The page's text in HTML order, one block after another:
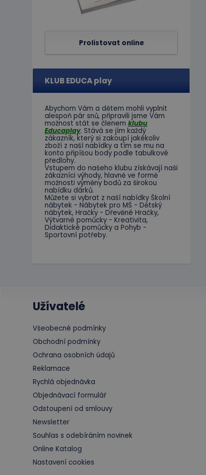
Prolistovat online
KLUB EDUCA play
Abychom Vám a dětem mohli vyplnit
alespoň pár snů, připravili jsme Vám
možnost stát se členem klubu
Educaplay. Stává se jím každý
zákazník, který si zakoupí jakékoliv
zboží z naší nabídky a tím se mu na
konto připíšou body podle tabulkové
předlohy.
Vstupem do našeho klubu získávají naši
zákazníci výhody, hlavně ve formě
možnosti výměny bodů za širokou
nabídku dárků.
Můžete si vybrat z naší nabídky Školní
nábytek - Nábytek pro MŠ - Dětský
nábytek, Hračky - Dřevěné Hračky,
Výtvarné pomůcky - Kreativita,
Didaktické pomůcky a Pohyb -
Sportovní potřeby.
Užívatelé
Všeobecné podmínky
Obchodní podmínky
Ochrana osobních údajů
Reklamace
Rychlá objednávka
Objednávací formulář
Odstoupení od smlouvy
Newsletter
Souhlas s odebíráním novinek
Online Katalog
Nastavení cookies